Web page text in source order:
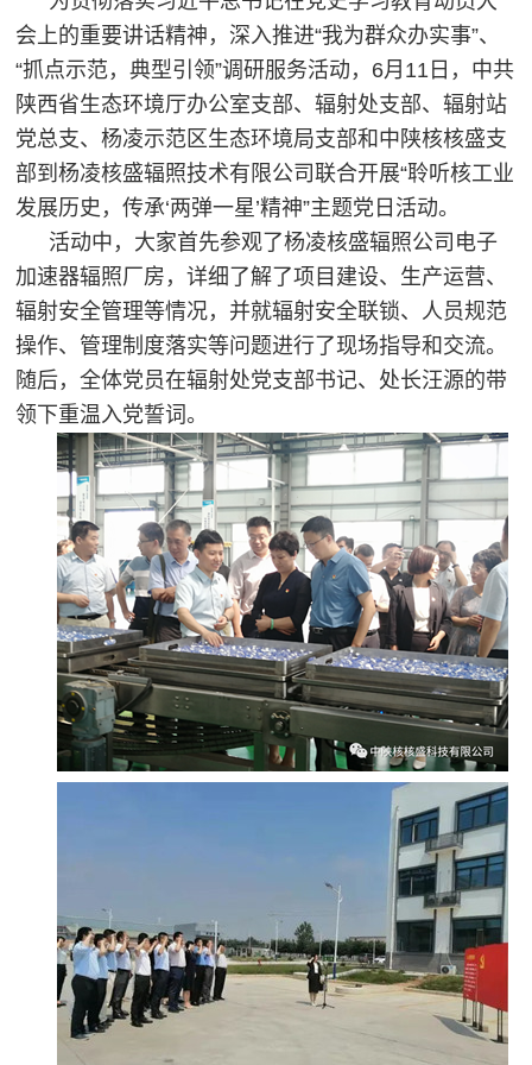
会上的重要讲话精神，深入推进“我为群众办实事”、
“抓点示范，典型引领”调研服务活动，6月11日，中共
陕西省生态环境厅办公室支部、辐射处支部、辐射站
党总支、杨凌示范区生态环境局支部和中陕核核盛支
部到杨凌核盛辐照技术有限公司联合开展“聆听核工业
发展历史，传承‘两弹一星’精神”主题党日活动。
活动中，大家首先参观了杨凌核盛辐照公司电子
加速器辐照厂房，详细了解了项目建设、生产运营、
辐射安全管理等情况，并就辐射安全联锁、人员规范
操作、管理制度落实等问题进行了现场指导和交流。
随后，全体党员在辐射处党支部书记、处长汪源的带
领下重温入党誓词。